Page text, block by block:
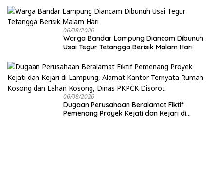
06/08/2026
Warga Bandar Lampung Diancam Dibunuh
Usai Tegur Tetangga Berisik Malam Hari
06/08/2026
Dugaan Perusahaan Beralamat Fiktif
Pemenang Proyek Kejati dan Kejari di